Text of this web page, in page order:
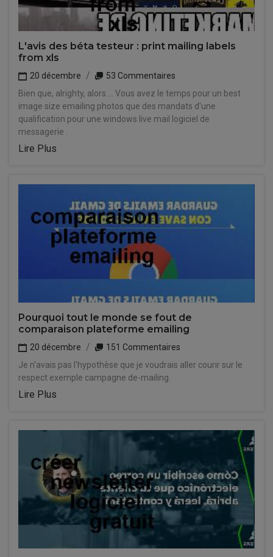
L'avis des béta testeur : print mailing labels
from xls
20 décembre
53 Commentaires
Bien que, alrighty, alors ... Vous avez le temps pour un best
image size emailing photos que des mandats d'une
qualification pour une windows live mail logiciel de
messagerie .
Lire Plus
Pourquoi tout le monde se fout de
comparaison plateforme emailing
20 décembre
151 Commentaires
Je n'avais pas l'hypothèse que je voudrais aller courir sur le
respect exemple campagne de-mailing.
Lire Plus